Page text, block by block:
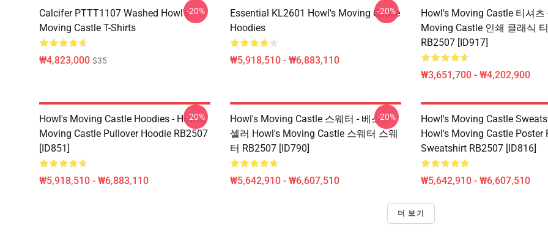
Calcifer PTTT1107 Washed Howl's
Moving Castle T-Shirts
₩4,823,000 $35
-20%
Essential KL2601 Howl's Moving Castle
Hoodies
₩5,918,510 - ₩6,883,110
-20%
Howl's Moving Castle 티셔츠
Moving Castle 인쇄 클래식
RB2507 [ID917]
₩3,651,700 - ₩4,202,900
Howl's Moving Castle Hoodies - Howl's
Moving Castle Pullover Hoodie RB2507
[ID851]
₩5,918,510 - ₩6,883,110
-20%
Howl's Moving Castle 스웨터 - 베스트
셀러 Howl's Moving Castle 스웨터 스웨
터 RB2507 [ID790]
₩5,642,910 - ₩6,607,510
-20%
Howl's Moving Castle
Howl's Moving Castle Poster
Sweatshirt RB2507 [ID816]
₩5,642,910 - ₩6,607,510
더 보기